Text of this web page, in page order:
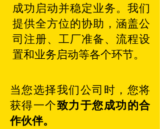
成功启动并稳定业务。我们
提供全方位的协助，涵盖公
司注册、工厂准备、流程设
置和业务启动等各个环节。
当您选择我们公司时，您将
获得一个致力于您成功的合
作伙伴。